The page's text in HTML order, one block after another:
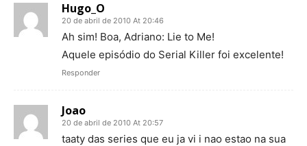
Hugo_O
20 de abril de 2010 At 20:46
Ah sim! Boa, Adriano: Lie to Me!
Aquele episódio do Serial Killer foi excelente!
Responder
Joao
20 de abril de 2010 At 20:57
taaty das series que eu ja vi i nao estao na sua